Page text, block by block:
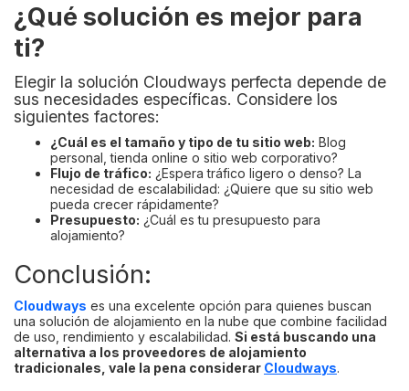
¿Qué solución es mejor para
ti?
Elegir la solución Cloudways perfecta depende de
sus necesidades específicas. Considere los
siguientes factores:
¿Cuál es el tamaño y tipo de tu sitio web: Blog
personal, tienda online o sitio web corporativo?
Flujo de tráfico: ¿Espera tráfico ligero o denso? La
necesidad de escalabilidad: ¿Quiere que su sitio web
pueda crecer rápidamente?
Presupuesto: ¿Cuál es tu presupuesto para
alojamiento?
Conclusión:
Cloudways es una excelente opción para quienes buscan
una solución de alojamiento en la nube que combine facilidad
de uso, rendimiento y escalabilidad. Si está buscando una
alternativa a los proveedores de alojamiento
tradicionales, vale la pena considerar Cloudways.